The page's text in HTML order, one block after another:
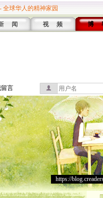
全球华人的精神家园
闻 视 频 博
言
https://